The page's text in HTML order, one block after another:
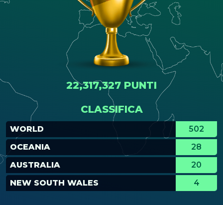
22,317,327 PUNTI
CLASSIFICA
WORLD
502
OCEANIA
28
AUSTRALIA
20
NEW SOUTH WALES
4